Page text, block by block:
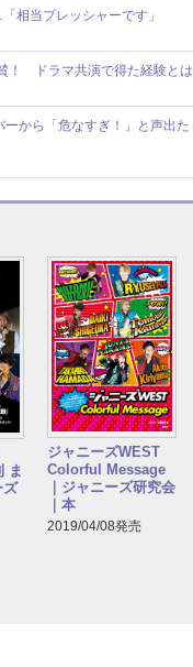
相当プレッシャーです」
！ ドラマ共演で得た経験とは
から「危なすぎ！」と声出た
ま
ズ
ジャニーズWEST
Colorful Message
｜ジャニーズ研究会
｜本
2019/04/08発売